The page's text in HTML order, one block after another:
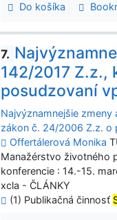
Do košíka
7.
142/2017 Z.z.,
posudzovaní
Najvýznamnejšie
zákon č. 24/2006 Z.z. o
Offertálerová Monika
Manažérstvo životného
konferencie : 14.-15.
xcla - ČLÁNKY
(1) Publikačná činnosť